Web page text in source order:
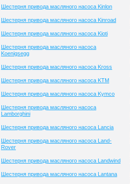
Шестерня привода масляного насоса Kinlon
Шестерня привода масляного насоса Kinroad
Шестерня привода масляного насоса Kioti
Шестерня привода масляного насоса
Koenigsegg
Шестерня привода масляного насоса Kross
Шестерня привода масляного насоса KTM
Шестерня привода масляного насоса Kymco
Шестерня привода масляного насоса
Lamborghini
Шестерня привода масляного насоса Lancia
Шестерня привода масляного насоса Land-
Rover
Шестерня привода масляного насоса Landwind
Шестерня привода масляного насоса Lantana